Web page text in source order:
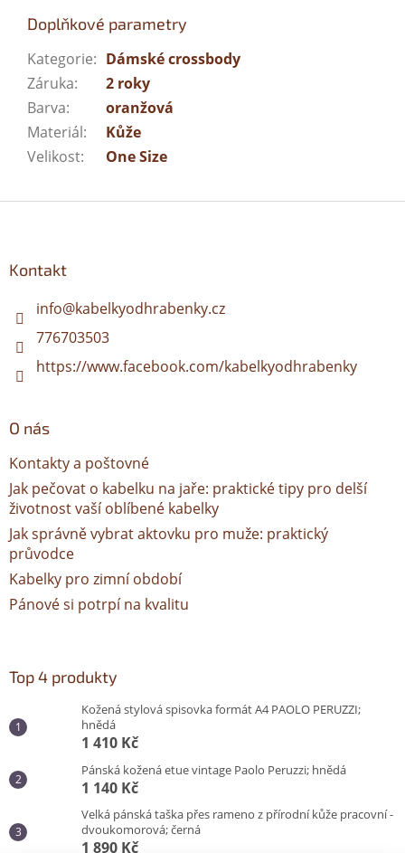
Doplňkové parametry
Kategorie: Dámské crossbody
Záruka:
2 roky
Barva:
oranžová
Materiál:
Kůže
Velikost: One Size
Kontakt
info@kabelkyodhrabenky.cz
776703503
https://www.facebook.com/kabelkyodhrabenky
O nás
Kontakty a poštovné
Jak pečovat o kabelku na jaře: praktické tipy pro delší
životnost vaší oblíbené kabelky
Jak správně vybrat aktovku pro muže: praktický
průvodce
Kabelky pro zimní období
Pánové si potrpí na kvalitu
Top 4 produkty
Kožená stylová spisovka formát A4 PAOLO PERUZZI;
hnědá
1 410 Kč
Pánská kožená etue vintage Paolo Peruzzi; hnědá
1 140 Kč
Velká pánská taška přes rameno z přírodní kůže pracovní -
dvoukomorová; černá
1 890 Kč